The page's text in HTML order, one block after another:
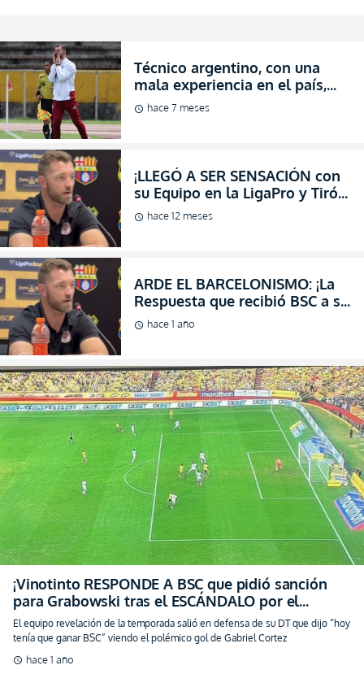
Técnico argentino, con una
mala experiencia en el país,
¡inicia la nueva era en El
Nacional! (FOTO)
schedule hace 7 meses
¡LLEGÓ A SER SENSACIÓN con
su Equipo en la LigaPro y Tiró
la Toalla en Zona de Liguilla
de Descenso!
schedule hace 12 meses
ARDE EL BARCELONISMO: ¡La
Respuesta que recibió BSC a su
pedido de sanción para Juan
Grabowski! (VIDEO)
schedule hace 1 año
¡Vinotinto RESPONDE A BSC que pidió sanción
para Grabowski tras el ESCÁNDALO por el
offside que se vio en TV!
El equipo revelación de la temporada salió en defensa de su DT que dijo “hoy
tenía que ganar BSC” viendo el polémico gol de Gabriel Cortez
schedule hace 1 año